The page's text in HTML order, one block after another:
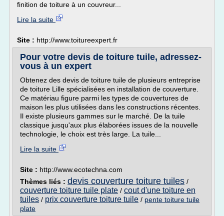
finition de toiture à un couvreur...
Lire la suite
Site : http://www.toitureexpert.fr
Pour votre devis de toiture tuile, adressez-
vous à un expert
Obtenez des devis de toiture tuile de plusieurs entreprise
de toiture Lille spécialisées en installation de couverture.
Ce matériau figure parmi les types de couvertures de
maison les plus utilisées dans les constructions récentes.
Il existe plusieurs gammes sur le marché. De la tuile
classique jusqu'aux plus élaborées issues de la nouvelle
technologie, le choix est très large. La tuile...
Lire la suite
Site : http://www.ecotechna.com
Thèmes liés : devis couverture toiture tuiles /
couverture toiture tuile plate / cout d'une toiture en
tuiles / prix couverture toiture tuile / pente toiture tuile
plate